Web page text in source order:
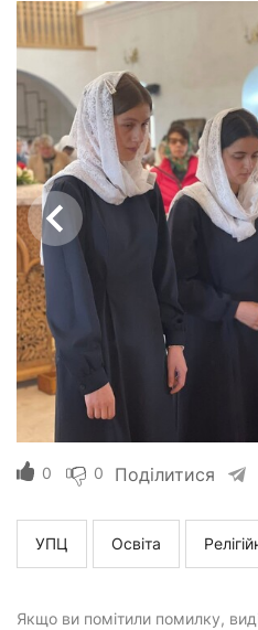
0 0 Поділитися
УПЦ Освіта
Якщо ви помітили помилку,